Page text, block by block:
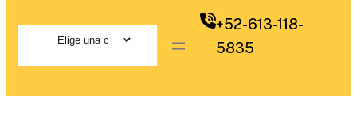
+52-613-118-
5835